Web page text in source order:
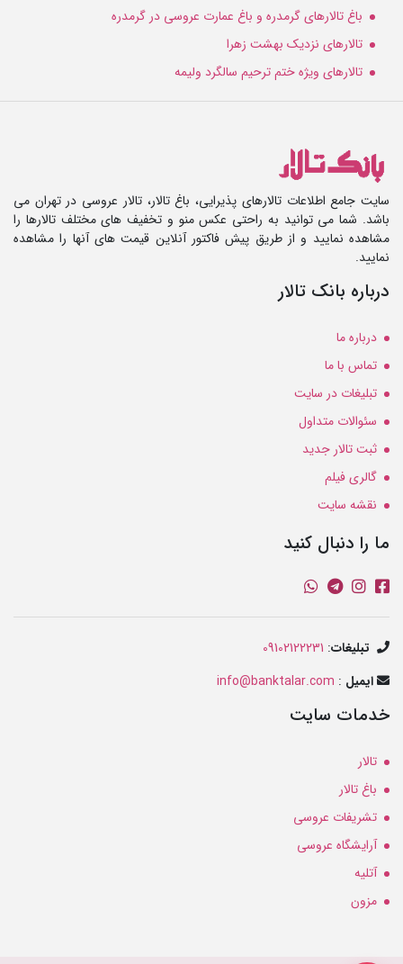
باغ تالارهای گرمدره و باغ عمارت عروسی در گرمدره
تالارهای نزدیک بهشت زهرا
تالارهای ویژه ختم ترحیم سالگرد ولیمه
سایت جامع اطلاعات تالارهای پذیرایی، باغ تالار، تالار عروسی در تهران می
باشد. شما می توانید به راحتی عکس منو و تخفیف های مختلف تالارها را
مشاهده نمایید و از طریق پیش فاکتور آنلاین قیمت های آنها را مشاهده
نمایید.
درباره بانک تالار
درباره ما
تماس با ما
تبلیغات در سایت
سئوالات متداول
ثبت تالار جدید
گالری فیلم
نقشه سایت
ما را دنبال کنید
تبلیغات:
09102122231
ایمیل :
info@banktalar.com
خدمات سایت
تالار
باغ تالار
تشریفات عروسی
آرایشگاه عروسی
آتلیه
مزون